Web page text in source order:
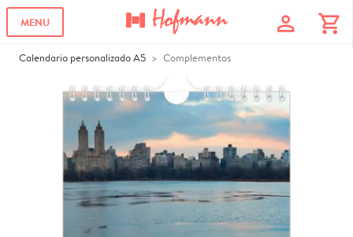
MENU profile shopping_cart
Calendario personalizado A5 Complementos